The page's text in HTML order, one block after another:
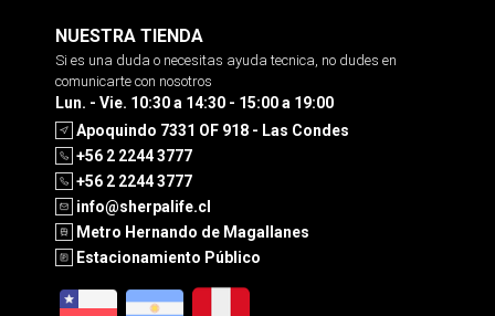
NUESTRA TIENDA
Si es una duda o necesitas ayuda tecnica, no dudes en
comunicarte con nosotros
Lun. - Vie. 10:30 a 14:30 - 15:00 a 19:00
Apoquindo 7331 OF 918 - Las Condes
+56 2 2244 3777
+56 2 2244 3777
info@sherpalife.cl
Metro Hernando de Magallanes
Estacionamiento Público